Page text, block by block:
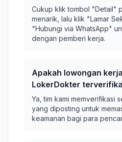
Cukup klik tombol "Detail"
menarik, lalu klik "Lamar
"Hubungi via WhatsApp"
dengan pemberi kerja.
Apakah lowongan
LokerDokter
Ya, tim kami memverifikasi
yang diposting untuk
keamanan bagi para